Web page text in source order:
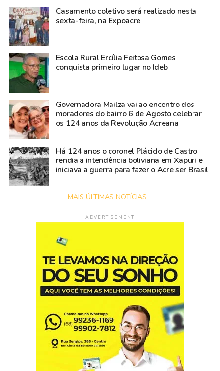
Mendonça, além de Eliezer Bruno Pacheco
dos Santos, Ítalo Santos Sena, Juarez
Pereira Feitoza e Jeferson Magno Favacho,
apontados pela investigação como
responsáveis por oferecer apoio logístico,
transporte e ocultação da dupla durante o
período em que permaneceram foragidos.
Os quatro foram presos no Pará durante a
operação que resultou na captura dos
detentos. Na sentença, Deibson Cabral foi
condenado a cinco anos de reclusão,
enquanto Rogério da Silva Mendonça
recebeu pena de sete anos e seis meses
de prisão. Ambos permanecem
Catanduvas, no Paraná.
A juíza Madja Moura esclareceu que a ação
penal analisou exclusivamente os fatos
relacionados ao apoio prestado aos
fugitivos no Pará, onde eles permaneceram
escondidos antes da prisão. Segundo a
magistrada, o processo não trata da
organização da fuga da Penitenciária